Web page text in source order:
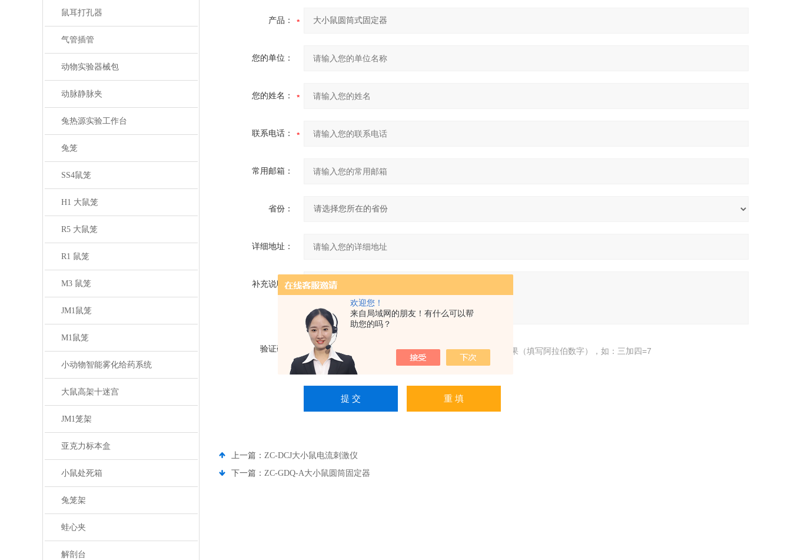
欢迎您！
来自局域网的朋友！有什么可以帮
助您的吗？
鼠耳打孔器
气管插管
动物实验器械包
动脉静脉夹
兔热源实验工作台
兔笼
SS4鼠笼
H1 大鼠笼
R5 大鼠笼
R1 鼠笼
M3 鼠笼
JM1鼠笼
M1鼠笼
小动物智能雾化给药系统
大鼠高架十迷宫
JM1笼架
亚克力标本盒
小鼠处死箱
兔笼架
蛙心夹
解剖台
产品：
您的单位：
您的姓名：
联系电话：
常用邮箱：
省份：
详细地址：
补充说明：
验证码： 请输入计算结果（填写阿拉伯数字），如：三加四=7
上一篇： ZC-DCJ大小鼠电流刺激仪
下一篇： ZC-GDQ-A大小鼠圆筒固定器